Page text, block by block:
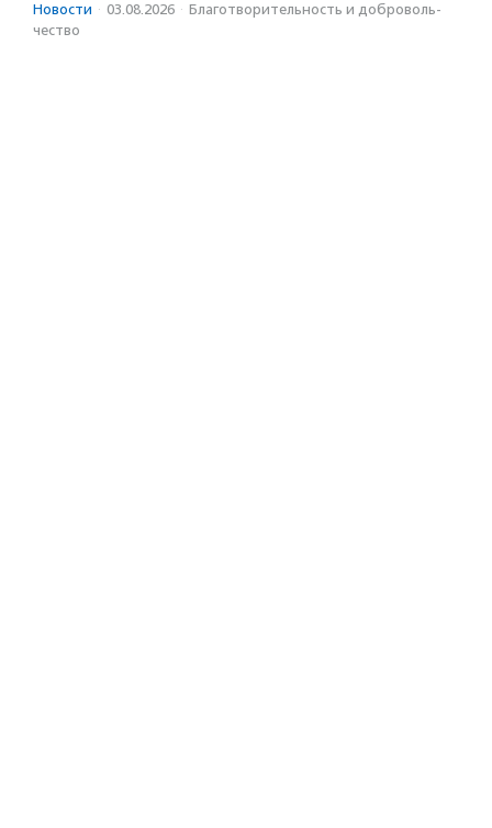
Новости · 03.08.2026 · Благотвори­тель­ность и доброволь­
чест­во